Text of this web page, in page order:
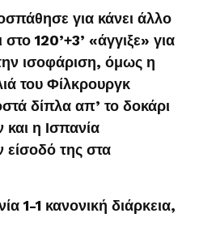
για κάνει άλλο
120’+3’ «άγγιξε» για
ισοφάριση, όμως η
του Φίλκρουργκ
δίπλα απ’ το δοκάρι
και η Ισπανία
είσοδό της στα
1-1 κανονική διάρκεια,